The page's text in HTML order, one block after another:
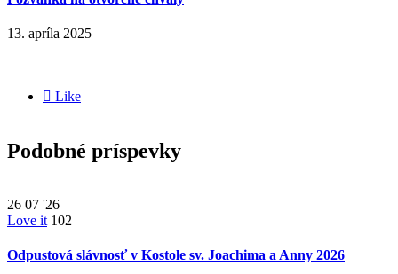
13. apríla 2025
 Like
Podobné príspevky
26 07 '26
Love it 102
Odpustová slávnosť v Kostole sv. Joachima a Anny 2026